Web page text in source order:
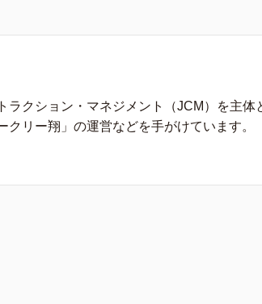
ラクション・マネジメント（JCM）を主体
リー翔」の運営などを手がけています。